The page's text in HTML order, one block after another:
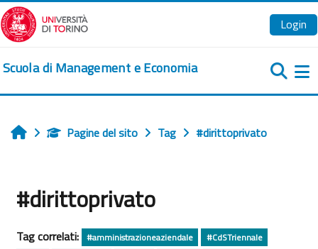
Vai al contenuto principale
Login
Scuola di Management e Economia
HomePagine del sito Tag #dirittoprivato
#dirittoprivato
Tag correlati: #amministrazioneaziendale
#CdSTriennale